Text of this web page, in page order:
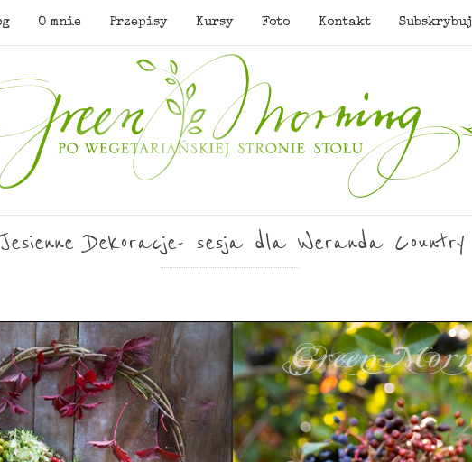
O mnie Przepisy Kursy Foto Kontakt Subskrybuj
Jesienne Dekoracje- sesja dla Weranda Country